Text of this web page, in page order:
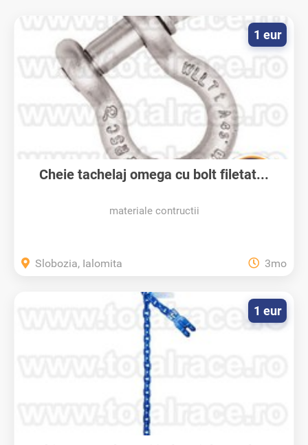
Cheie tachelaj omega cu bolt filetat...
materiale contructii
1 eur
Slobozia, Ialomita 3mo
1 eur